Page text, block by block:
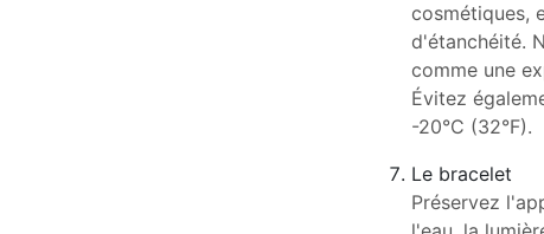
cosmétiques,
d'étanchéité.
comme une
Évitez
-20°C (32°F).
Le bracelet
Préservez